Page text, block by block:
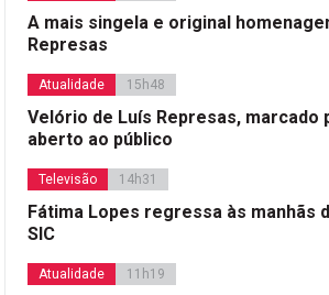
A mais singela e original
Represas
Atualidade 15h48
Velório de Luís Represas, marcado
aberto ao público
Televisão 14h31
Fátima Lopes regressa às manhãs
SIC
Atualidade 11h19